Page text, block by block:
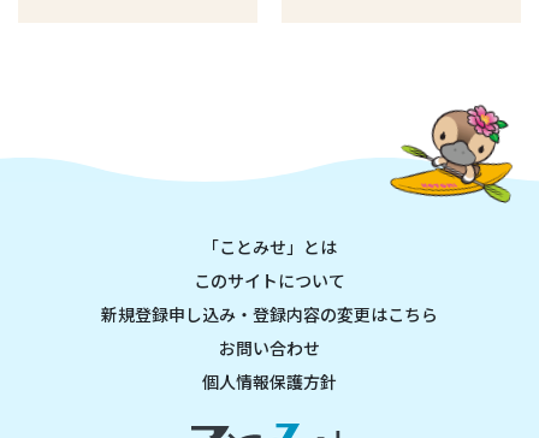
「ことみせ」とは
このサイトについて
新規登録申し込み・登録内容の変更はこちら
お問い合わせ
個人情報保護方針